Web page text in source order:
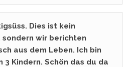
Dies ist kein
wir berichten
aus dem Leben. Ich bin
3 Kindern. Schön das du da